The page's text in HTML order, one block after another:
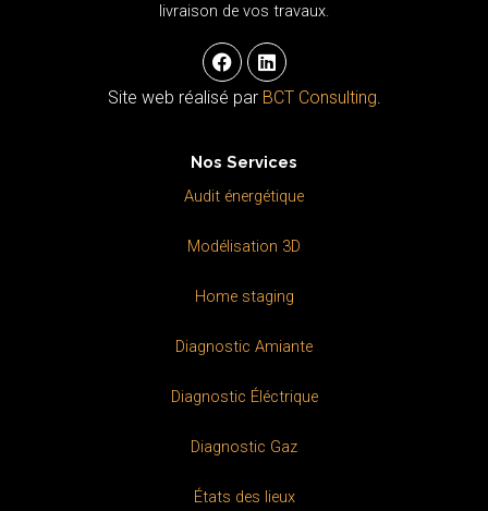
livraison de vos travaux.
F
a
c
e
o
k
L
i
n
k
i
n
Site web réalisé par BCT Consulting.
Nos Services
Audit énergétique
Modélisation 3D
Home staging
Diagnostic Amiante
Diagnostic Éléctrique
Diagnostic Gaz
États des lieux